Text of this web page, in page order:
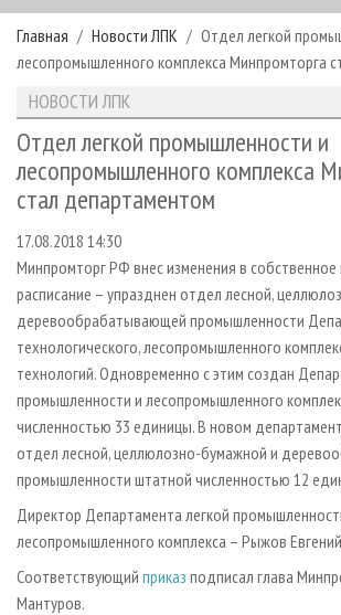
РУБРИКИ И ТЕМЫ
РУБРИКИ ЖУРНАЛА
ЛЕСОЗАГОТОВКА
ЛЕСОПИЛЕНИЕ
ДЕРЕВООБРАБОТКА
СУШКА ДРЕВЕСИНЫ
ПРОИЗВОДСТВО ДРЕВЕСНЫХ ПЛИТ
ДЕРЕВЯННОЕ ДОМОСТРОЕНИЕ
ПРОИЗВОДСТВО МЕБЕЛИ
БИОЭНЕРГЕТИКА
ЦБП
ИНСТРУМЕНТ И МАТЕРИАЛЫ
НОВОСТИ
НОВОСТИ ЛПК
НОВОСТИ ЖУРНАЛА
НОВОСТИ КОМПАНИЙ
ПРОЕКТЫ ЛПИ
АНАЛИТИКА
ПРЕДПРИЯТИЯ ЛПК
ЛЕСНЫЕ РЕГИОНЫ РОССИИ
ПЕРСОНЫ
МОБИЛЬНЫЕ ВЫСТАВКИ
ОФИЦИАЛЬНЫЕ ДЕЛЕГАЦИИ
ПРИОРИТЕТНЫЕ ИНВЕСТПРОЕКТЫ
RUSSIAN FORESTRY REVIEW
ГАЗЕТА ЛЕСПРОМФОРУМ
БИБЛИОТЕКА СПЕЦИАЛИСТА
АРХИВ ЖУРНАЛОВ
СТАТЬИ
О ЖУРНАЛЕ
ПОДПИСКА
КОНТАКТЫ
РЕКЛАМОДАТЕЛЯМ
РЕКЛАМА
РЕКЛАМА НА САЙТЕ
Главная Новости ЛПК
Отдел легкой
лесопромышленного комплекса Минпромторга
НОВОСТИ ЛПК
Отдел легкой промышленности и
лесопромышленного комплекса
стал департаментом
17.08.2018 14:30
Минпромторг РФ внес изменения в
расписание – упразднен отдел лесной,
деревообрабатывающей промышленности
технологического, лесопромышленного
технологий. Одновременно с этим создан
промышленности и лесопромышленного
численностью 33 единицы. В новом
отдел лесной, целлюлозно-бумажной и
промышленности штатной численностью 12
Директор Департамента легкой
лесопромышленного комплекса – Рыжов
Соответствующий приказ подписал глава
Мантуров.